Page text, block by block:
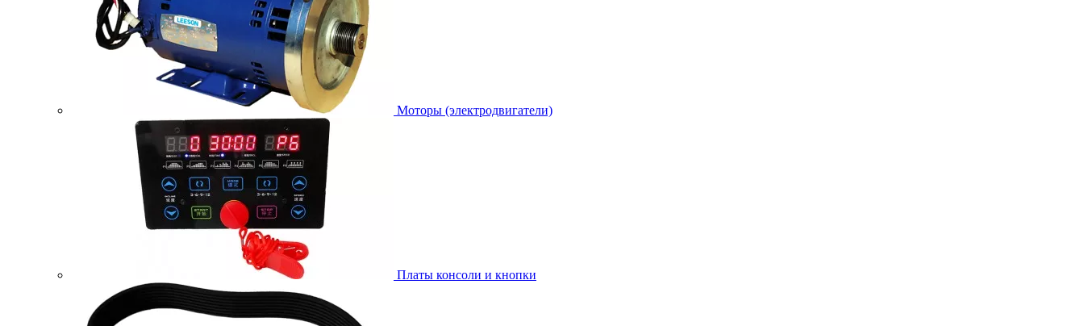
Моторы (электродвигатели)
Платы консоли и кнопки